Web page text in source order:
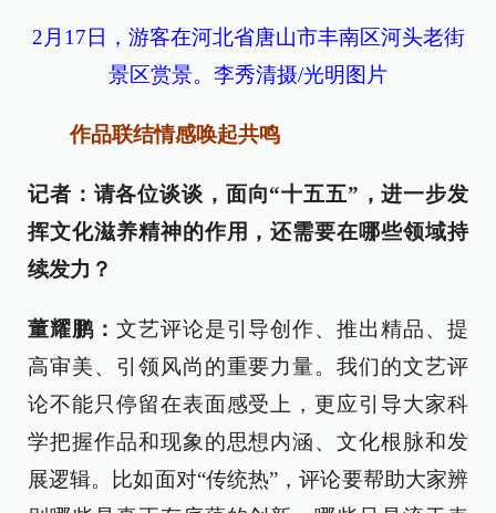
2月17日，游客在河北省唐山市丰南区河头老街
景区赏景。李秀清摄/光明图片
作品联结情感唤起共鸣
记者：请各位谈谈，面向“十五五”，进一步发
挥文化滋养精神的作用，还需要在哪些领域持
续发力？
董耀鹏： 文艺评论是引导创作、推出精品、提
高审美、引领风尚的重要力量。我们的文艺评
论不能只停留在表面感受上，更应引导大家科
学把握作品和现象的思想内涵、文化根脉和发
展逻辑。比如面对“传统热”，评论要帮助大家辨